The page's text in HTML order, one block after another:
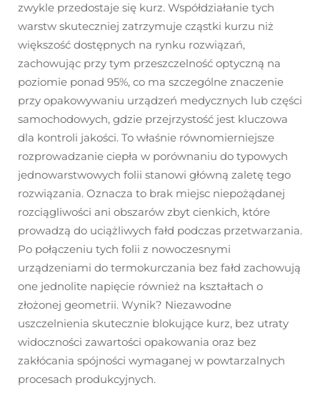
zwykle przedostaje się kurz. Współdziałanie tych
warstw skuteczniej zatrzymuje cząstki kurzu niż
większość dostępnych na rynku rozwiązań,
zachowując przy tym przeszczelność optyczną na
poziomie ponad 95%, co ma szczególne znaczenie
przy opakowywaniu urządzeń medycznych lub części
samochodowych, gdzie przejrzystość jest kluczowa
dla kontroli jakości. To właśnie równomierniejsze
rozprowadzanie ciepła w porównaniu do typowych
jednowarstwowych folii stanowi główną zaletę tego
rozwiązania. Oznacza to brak miejsc niepożądanej
rozciągliwości ani obszarów zbyt cienkich, które
prowadzą do uciążliwych fałd podczas przetwarzania.
Po połączeniu tych folii z nowoczesnymi
urządzeniami do termokurczania bez fałd zachowują
one jednolite napięcie również na kształtach o
złożonej geometrii. Wynik? Niezawodne
uszczelnienia skutecznie blokujące kurz, bez utraty
widoczności zawartości opakowania oraz bez
zakłócania spójności wymaganej w powtarzalnych
procesach produkcyjnych.